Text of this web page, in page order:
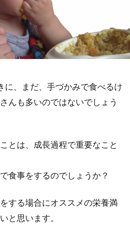
に、まだ、手づかみで食べるけ
んも多いのではないでしょう
とは、成長過程で重要なこと
食事をするのでしょうか？
する場合にオススメの栄養満
と思います。